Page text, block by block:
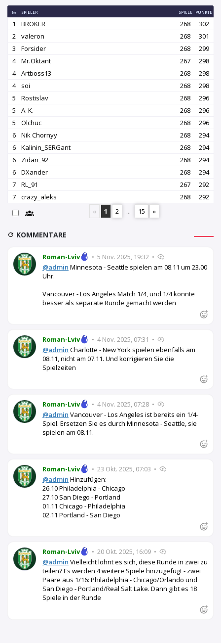
№ SPIELER SPIELE PUNKTE
1 BROKER 268
302
2
valeron 268
301
3
Forsider 268
299
4
Mr.Oktant 267
298
4
Artboss13 268
298
4
soi 268
298
5
Rostislav 268
296
5
A. K. 268
296
5
Olchuc 268
296
6
Nik Chornyy 268
294
6
Kalinin_SERGant 268
294
6
Zidan_92 268
294
6
DXander 268
294
7
RL_91 267
292
7
crazy_aleks 268
292
«
1 2 ... 15 »
KOMMENTARE
Roman-Lviv • 5 Nov. 2025, 19:32 •
@admin Minnesota - Seattle spielen am 08.11 um 23.00
Uhr.
Vancouver - Los Angeles Match 1/4, und 1/4 könnte
besser als separate Runde gemacht werden
Roman-Lviv • 4 Nov. 2025, 07:31 •
@admin Charlotte - New York spielen ebenfalls am
08.11, nicht am 07.11. Und korrigieren Sie die
Spielzeiten
Roman-Lviv • 4 Nov. 2025, 07:28 •
@admin Vancouver - Los Angeles ist bereits ein 1/4-
Spiel. Ersetzen Sie es durch Minnesota - Seattle, sie
spielen am 08.11.
Roman-Lviv • 23 Okt. 2025, 07:03 •
@admin Hinzufügen:
26.10 Philadelphia - Chicago
27.10 San Diego - Portland
01.11 Chicago - Philadelphia
02.11 Portland - San Diego
Roman-Lviv • 20 Okt. 2025, 16:09 •
@admin Vielleicht lohnt es sich, diese Runde in zwei zu
teilen? Es werden 4 weitere Spiele hinzugefügt - zwei
Paare aus 1/16: Philadelphia - Chicago/Orlando und
San Diego - Portland/Real Salt Lake. Dann gibt es 18
Spiele in der Runde